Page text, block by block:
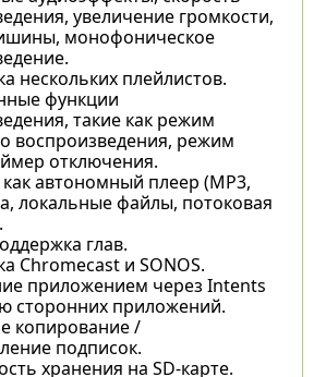
увеличение громкости,
монофоническое
нескольких плейлистов.
функции
такие как режим
воспроизведения, режим
отключения.
автономный плеер (MP3,
локальные файлы, потоковая
глав.
Chromecast и SONOS.
приложением через Intents
сторонних приложений.
копирование /
подписок.
хранения на SD-карте.